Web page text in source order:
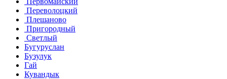
Переволоцкий
Плешаново
Пригородный
Светлый
Бугуруслан
Бузулук
Гай
Кувандык